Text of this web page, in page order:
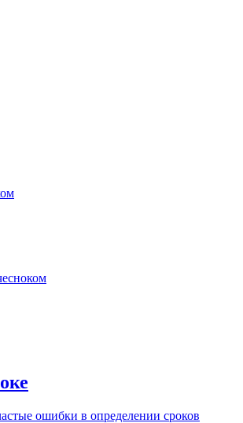
ошибки в определении сроков